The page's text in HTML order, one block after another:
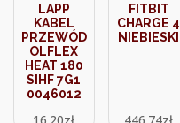
LAPP
KABEL
PRZEWÓD
OLFLEX
HEAT 180
SIHF 7G1
0046012
FITBIT
CHARGE 4
NIEBIESKI